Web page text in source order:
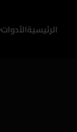
الرئيسيةالأدوات